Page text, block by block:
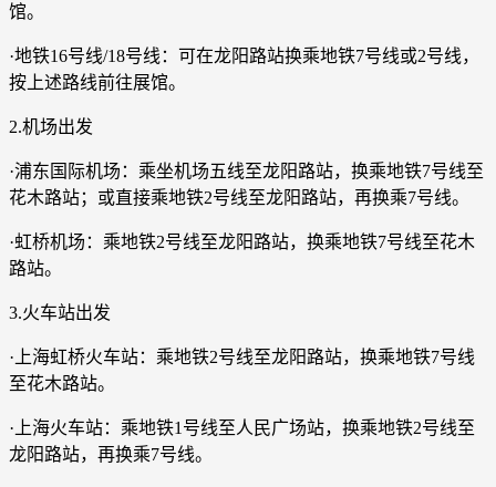
馆。
·地铁16号线/18号线：可在龙阳路站换乘地铁7号线或2号线，
按上述路线前往展馆。
2.机场出发
·浦东国际机场：乘坐机场五线至龙阳路站，换乘地铁7号线至
花木路站；或直接乘地铁2号线至龙阳路站，再换乘7号线。
·虹桥机场：乘地铁2号线至龙阳路站，换乘地铁7号线至花木
路站。
3.火车站出发
·上海虹桥火车站：乘地铁2号线至龙阳路站，换乘地铁7号线
至花木路站。
·上海火车站：乘地铁1号线至人民广场站，换乘地铁2号线至
龙阳路站，再换乘7号线。